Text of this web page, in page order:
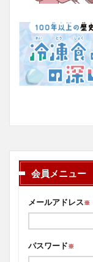
会員メニュー
メールアドレス※
パスワード※